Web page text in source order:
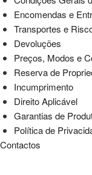
Encomendas e
Transportes e
Devoluções
Preços, Modos e
Reserva de
Incumprimento
Direito Aplicável
Garantias de
Política de
Contactos